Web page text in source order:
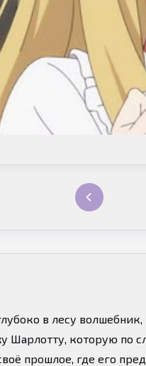
в лесу
Шарлотту, которую по
прошлое, где его